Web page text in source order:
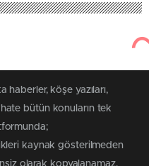
haberler, köşe yazıları,
bütün konuların tek
kaynak gösterilmeden
olarak kopyalanamaz,